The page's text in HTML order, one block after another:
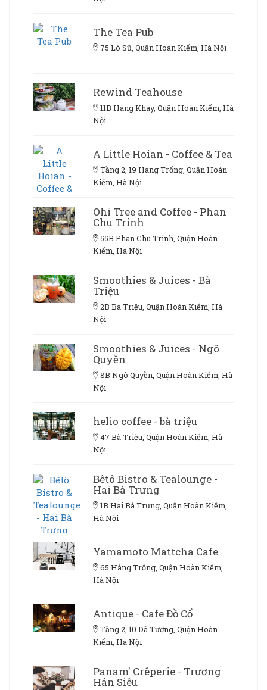
The Tea Pub
75 Lò Sũ, Quận Hoàn Kiếm, Hà Nội
Rewind Teahouse
11B Hàng Khay, Quận Hoàn Kiếm, Hà
Nội
A Little Hoian - Coffee & Tea
Tầng 2, 19 Hàng Trống, Quận Hoàn
Kiếm, Hà Nội
Ohi Tree and Coffee - Phan
Chu Trinh
55B Phan Chu Trinh, Quận Hoàn
Kiếm, Hà Nội
Smoothies & Juices - Bà
Triệu
2B Bà Triệu, Quận Hoàn Kiếm, Hà
Nội
Smoothies & Juices - Ngô
Quyền
8B Ngô Quyền, Quận Hoàn Kiếm, Hà
Nội
helio coffee - bà triệu
47 Bà Triệu, Quận Hoàn Kiếm, Hà
Nội
Bêtô Bistro & Tealounge -
Hai Bà Trưng
1B Hai Bà Trưng, Quận Hoàn Kiếm,
Hà Nội
Yamamoto Mattcha Cafe
65 Hàng Trống, Quận Hoàn Kiếm,
Hà Nội
Antique - Cafe Đồ Cổ
Tầng 2, 10 Dã Tượng, Quận Hoàn
Kiếm, Hà Nội
Panam' Crêperie - Trương
Hán Siêu